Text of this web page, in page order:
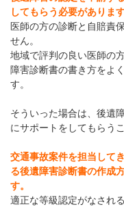
してもらう必要があります
医師の方の診断と自賠責
せん。
地域で評判の良い医師の
障害診断書の書き方をよ
す。
そういった場合は、後遺
にサポートをしてもらう
交通事故案件を担当して
る後遺障害診断書の作成
す。
適正な等級認定がなされ